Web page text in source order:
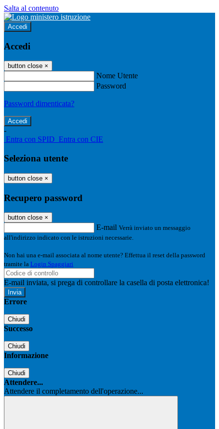
Salta al contenuto
Accedi
Accedi
button close ×
Nome Utente
Password
Password dimenticata?
-
Entra con SPID Entra con CIE
Seleziona utente
button close ×
Recupero password
button close ×
E-mail Verrà inviato un messaggio
all'indirizzo indicato con le istruzioni necessarie.
Non hai una e-mail associata al nome utente? Effettua il reset della password
tramite la Login Spaggiari
E-mail inviata, si prega di controllare la casella di posta elettronica!
Errore
Chiudi
Successo
Chiudi
Informazione
Chiudi
Attendere...
Attendere il completamento dell'operazione...